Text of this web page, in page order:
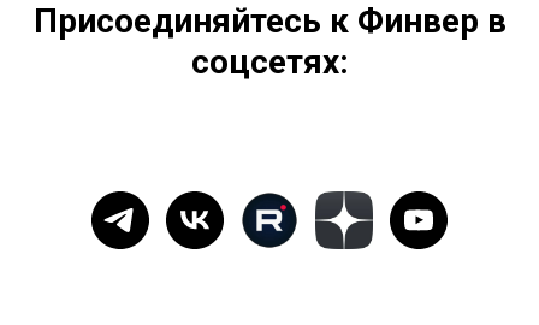
Присоединяйтесь к Финвер в
соцсетях: